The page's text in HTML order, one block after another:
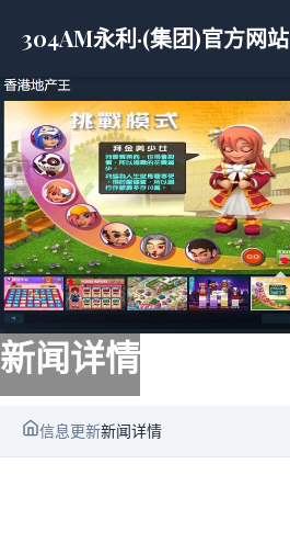
304AM永利·(集团)官方网站
新闻详情
信息更新新闻详情